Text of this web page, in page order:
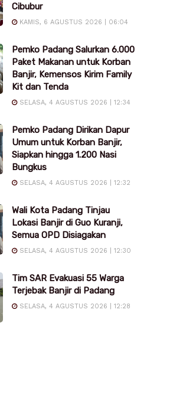
Cibubur
KAMIS, 6 AGUSTUS 2026 | 06:04
Pemko Padang Salurkan 6.000
Paket Makanan untuk Korban
Banjir, Kemensos Kirim Family
Kit dan Tenda
SELASA, 4 AGUSTUS 2026 | 12:34
Pemko Padang Dirikan Dapur
Umum untuk Korban Banjir,
Siapkan hingga 1.200 Nasi
Bungkus
SELASA, 4 AGUSTUS 2026 | 12:32
Wali Kota Padang Tinjau
Lokasi Banjir di Guo Kuranji,
Semua OPD Disiagakan
SELASA, 4 AGUSTUS 2026 | 12:30
Tim SAR Evakuasi 55 Warga
Terjebak Banjir di Padang
SELASA, 4 AGUSTUS 2026 | 12:28